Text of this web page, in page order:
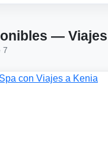
—
7